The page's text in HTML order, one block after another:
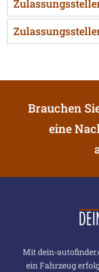
Brauchen
eine
Mit dein-
ein Fahrzeug